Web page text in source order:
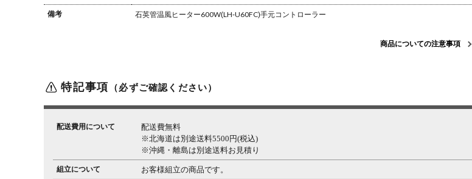
備考 石英管温風ヒーター600W(LH-U60FC)手元コントローラー
商品についての注意事項
特記事項 （必ずご確認ください）
配送費用について
配送費無料
※北海道は別途送料5500円(税込)
※沖縄・離島は別途送料お見積り
組立について お客様組立の商品です。